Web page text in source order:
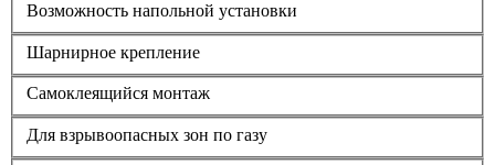
Возможность напольной установки
Шарнирное крепление
Самоклеящийся монтаж
Для взрывоопасных зон по газу